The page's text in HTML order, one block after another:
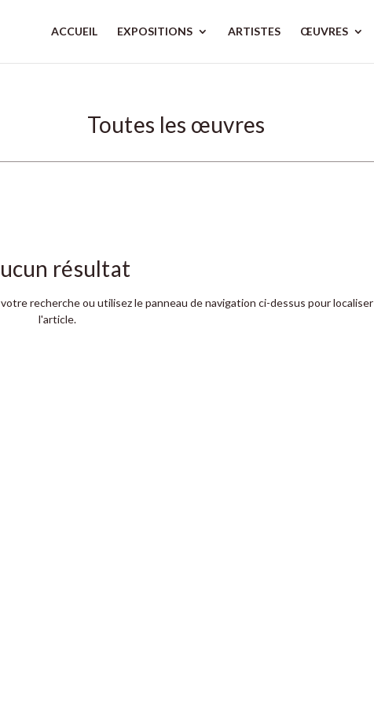
ACCUEIL EXPOSITIONS ARTISTES ŒUVRES
Toutes les œuvres
résultat
recherche ou utilisez le panneau de navigation ci-dessus pour localiser
l'article.